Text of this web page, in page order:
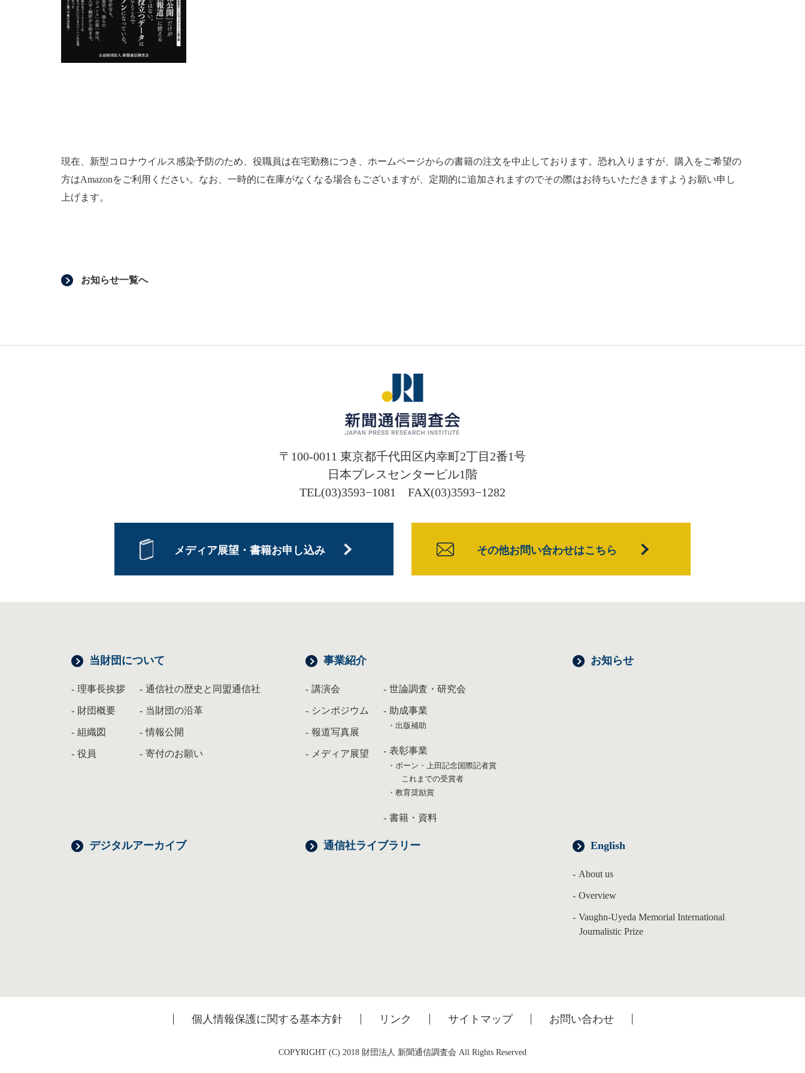
現在、新型コロナウイルス感染予防のため、役職員は在宅勤務につき、ホームページからの書籍の注文を中止しております。恐れ入りますが、購入をご希望の
方はAmazonをご利用ください。なお、一時的に在庫がなくなる場合もございますが、定期的に追加されますのでその際はお待ちいただきますようお願い申し
上げます。
お知らせ一覧へ
〒100-0011 東京都千代田区内幸町2丁目2番1号
日本プレスセンタービル1階
TEL(03)3593−1081 FAX(03)3593−1282
メディア展望・書籍お申し込み その他お問い合わせはこちら
当財団について
理事長挨拶
財団概要
組織図
役員
通信社の歴史と同盟通信社
当財団の沿革
情報公開
寄付のお願い
事業紹介
講演会
シンポジウム
報道写真展
メディア展望
世論調査・研究会
助成事業
出版補助
表彰事業
ボーン・上田記念国際記者賞
これまでの受賞者
教育奨励賞
書籍・資料
お知らせ
デジタルアーカイブ 通信社ライブラリー English
About us
Overview
Vaughn-Uyeda Memorial International
Journalistic Prize
個人情報保護に関する基本方針 リンク サイトマップ お問い合わせ
COPYRIGHT (C) 2018 財団法人 新聞通信調査会 All Rights Reserved